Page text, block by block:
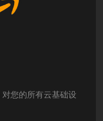
对您的所有云基础设